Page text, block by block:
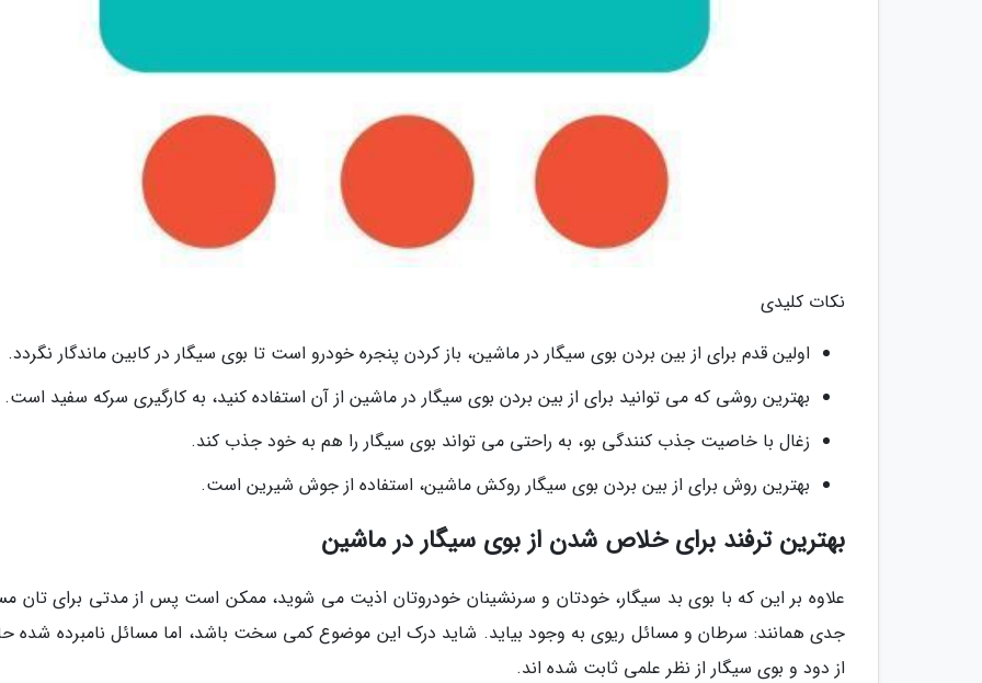
نکات کلیدی
اولین قدم برای از بین بردن بوی سیگار در ماشین، باز کردن پنجره خودرو است تا بوی سیگار در کابین ماندگار نگردد.
بهترین روشی که می توانید برای از بین بردن بوی سیگار در ماشین از آن استفاده کنید، به کارگیری سرکه سفید است.
زغال با خاصیت جذب کنندگی بو، به راحتی می تواند بوی سیگار را هم به خود جذب کند.
بهترین روش برای از بین بردن بوی سیگار روکش ماشین، استفاده از جوش شیرین است.
بهترین ترفند برای خلاص شدن از بوی سیگار در ماشین
علاوه بر این که با بوی بد سیگار، خودتان و سرنشینان خودروتان اذیت می شوید، ممکن است پس از مدتی برای تان
جدی همانند: سرطان و مسائل ریوی به وجود بیاید. شاید درک این موضوع کمی سخت باشد، اما مسائل نامبرده شده
از دود و بوی سیگار از نظر علمی ثابت شده اند.